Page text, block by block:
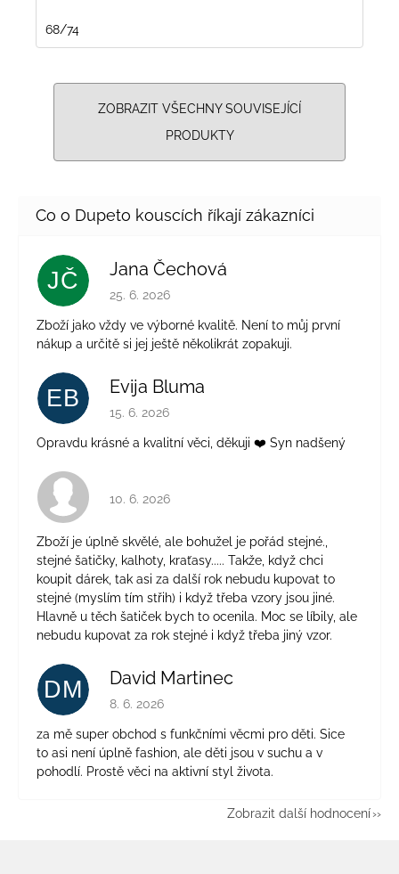
68/74
ZOBRAZIT VŠECHNY SOUVISEJÍCÍ
PRODUKTY
JČ Jana Čechová
Hodnocení obchodu je 5 z 5 hvězdiček.
25. 6. 2026
Zboží jako vždy ve výborné kvalitě. Není to můj první
nákup a určitě si jej ještě několikrát zopakuji.
EB Evija Bluma
Hodnocení obchodu je 5 z 5 hvězdiček.
15. 6. 2026
Opravdu krásné a kvalitní věci, děkuji ❤️ Syn nadšený
Hodnocení obchodu je 4 z 5 hvězdiček.
10. 6. 2026
Zboží je úplně skvělé, ale bohužel je pořád stejné.,
stejné šatičky, kalhoty, kraťasy..... Takže, když chci
koupit dárek, tak asi za další rok nebudu kupovat to
stejné (myslím tím střih) i když třeba vzory jsou jiné.
Hlavně u těch šatiček bych to ocenila. Moc se líbily, ale
nebudu kupovat za rok stejné i když třeba jiný vzor.
DM David Martinec
Hodnocení obchodu je 5 z 5 hvězdiček.
8. 6. 2026
za mě super obchod s funkčními věcmi pro děti. Sice
to asi není úplně fashion, ale děti jsou v suchu a v
pohodlí. Prostě věci na aktivní styl života.
Zobrazit další hodnocení